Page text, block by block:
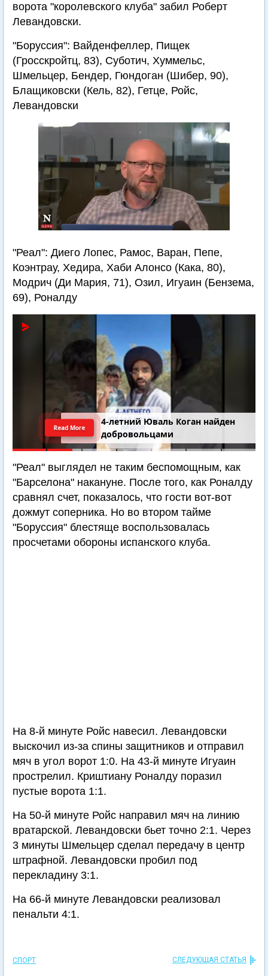
ворота "королевского клуба" забил Роберт
Левандовски.
"Боруссия": Вайденфеллер, Пищек
(Гросскройтц, 83), Суботич, Хуммельс,
Шмельцер, Бендер, Гюндоган (Шибер, 90),
Блащиковски (Кель, 82), Гетце, Ройс,
Левандовски
"Реал": Диего Лопес, Рамос, Варан, Пепе,
Коэнтрау, Хедира, Хаби Алонсо (Кака, 80),
Модрич (Ди Мария, 71), Озил, Игуаин (Бензема,
69), Роналду
4-летний Юваль Коган найден
добровольцами
Read More
"Реал" выглядел не таким беспомощным, как
"Барселона" накануне. После того, как Роналду
сравнял счет, показалось, что гости вот-вот
дожмут соперника. Но во втором тайме
"Боруссия" блестяще воспользовалась
просчетами обороны испанского клуба.
На 8-й минуте Ройс навесил. Левандовски
выскочил из-за спины защитников и отправил
мяч в угол ворот 1:0. На 43-й минуте Игуаин
прострелил. Криштиану Роналду поразил
пустые ворота 1:1.
На 50-й минуте Ройс направил мяч на линию
вратарской. Левандовски бьет точно 2:1. Через
3 минуты Шмельцер сделал передачу в центр
штрафной. Левандовски пробил под
перекладину 3:1.
На 66-й минуте Левандовски реализовал
пенальти 4:1.
СПОРТ СЛЕДУЮЩАЯ СТАТЬЯ